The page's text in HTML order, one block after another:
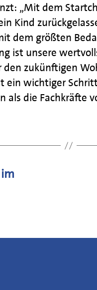
„Mit dem
Kind
dem größten
ist unsere
zukünftigen
ein wichtiger
als die Fachkräfte